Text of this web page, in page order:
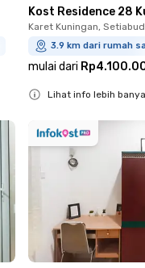
Kost Residence 28
Karet Kuningan,
3.9 km dari rumah
mulai dari
Lihat info lebih